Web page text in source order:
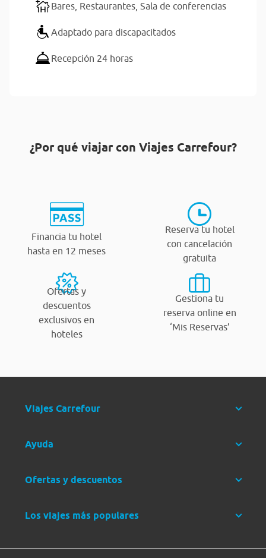
Bares, Restaurantes, Sala de conferencias
Adaptado para discapacitados
Recepción 24 horas
¿Por qué viajar con Viajes Carrefour?
Financia tu hotel
hasta en 12 meses
Reserva tu hotel
con cancelación
gratuita
Ofertas y
descuentos
exclusivos en
hoteles
Gestiona tu
reserva online en
‘Mis Reservas’
Viajes Carrefour
Ayuda
Ofertas y descuentos
Los viajes más populares